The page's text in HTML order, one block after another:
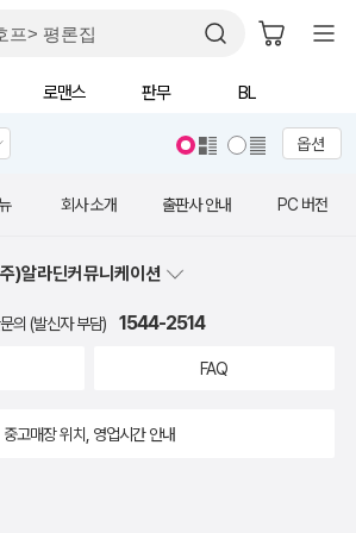
로맨스 판무 BL
옵션
회사 소개 출판사 안내 PC 버전
)알라딘커뮤니케이션
의 (발신자 부담) 1544-2514
FAQ
중고매장 위치, 영업시간 안내